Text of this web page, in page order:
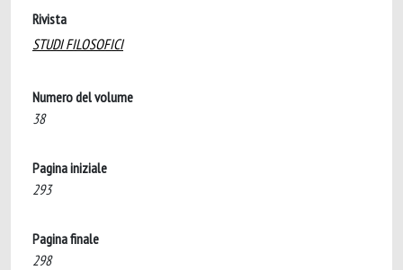
Rivista
STUDI FILOSOFICI
Numero del volume
38
Pagina iniziale
293
Pagina finale
298